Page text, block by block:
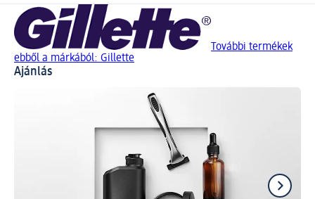
További termékek
ebből a márkából: Gillette
Ajánlás